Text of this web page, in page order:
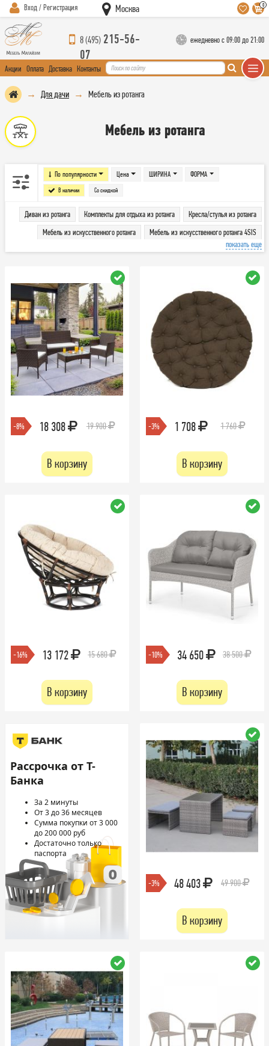
Вход / Регистрация Москва 0
8 (495) 215-56-
07
ежедневно с 09:00 до 21:00
Акции Оплата Доставка Контакты
Для дачи Мебель из ротанга
Мебель из ротанга
По популярности Цена
В наличии Со скидкой
ШИРИНА ФОРМА
Диван из ротанга Комплекты для отдыха из ротанга
Кресла/стулья из ротанга
Мебель из искусственного ротанга
Мебель из искусственного ротанга 4SIS
Предметы интерьера из ротанга
Садовая мебель из лозы
показать еще
-8% 18 308 19 900
В корзину
-3% 1 708 1 760
В корзину
-16% 13 172 15 680
В корзину
-10% 34 650 38 500
В корзину
Рассрочка от Т-
Банка
За 2 минуты
От 3 до 36 месяцев
Сумма покупки от 3 000
до 200 000 руб
Достаточно только
паспорта
-3% 48 403 49 900
В корзину